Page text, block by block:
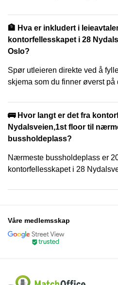
🏦 Hva er inkludert i
kontorfellesskapet i 28
Oslo?
Spør utleieren direkte ved å
skjema som du finner øverst på
🚌 Hvor langt er det fra
Nydalsveien,1st floor til
bussholdeplass?
Nærmeste bussholdeplass er
kontorfellesskapet i 28
Våre medlemsskap